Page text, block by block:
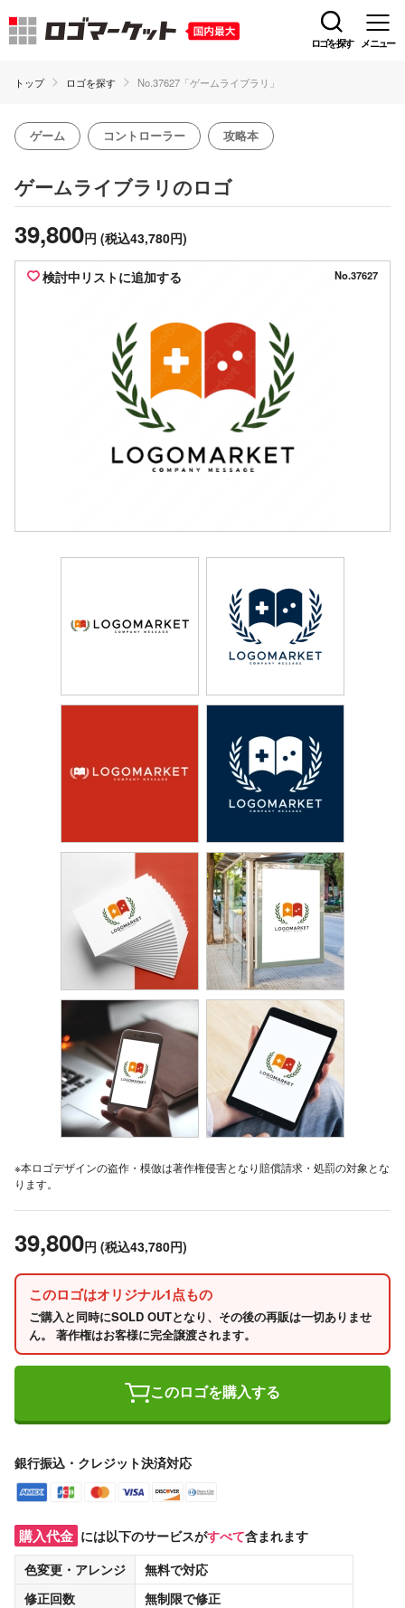
ロゴを探す メニュー
トップ ロゴを探す No.37627「ゲームライブラリ」
ゲーム コントローラー 攻略本
ゲームライブラリのロゴ
39,800円 (税込43,780円)
検討中リストに追加する No.37627
※本ロゴデザインの盗作・模倣は著作権侵害となり賠償請求・処罰の対象とな
ります。
39,800円 (税込43,780円)
このロゴはオリジナル1点もの
ご購入と同時にSOLD OUTとなり、その後の再販は一切ありませ
ん。 著作権はお客様に完全譲渡されます。
このロゴを購入する
銀行振込・クレジット決済対応
購入代金 には以下のサービスがすべて含まれます
色変更・アレンジ
無料で対応
修正回数
無制限で修正